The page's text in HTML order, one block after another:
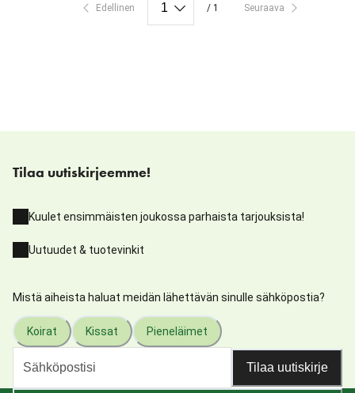
Edellinen / 1 Seuraava
Tilaa uutiskirjeemme!
Kuulet ensimmäisten joukossa parhaista tarjouksista!
Uutuudet & tuotevinkit
Mistä aiheista haluat meidän lähettävän sinulle sähköpostia?
Koirat Kissat Pieneläimet
Tilaa uutiskirje